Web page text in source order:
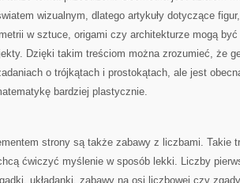
wizualnym, dlatego artykuły dotyczące
w sztuce, origami czy architekturze mogą
Dzięki takim treściom można zrozumieć, że
o trójkątach i prostokątach, ale jest
bardziej plastycznie.
strony są także zabawy z liczbami. Takie
ćwiczyć myślenie w sposób lekki. Liczby
układanki, zabawy na osi liczbowej czy